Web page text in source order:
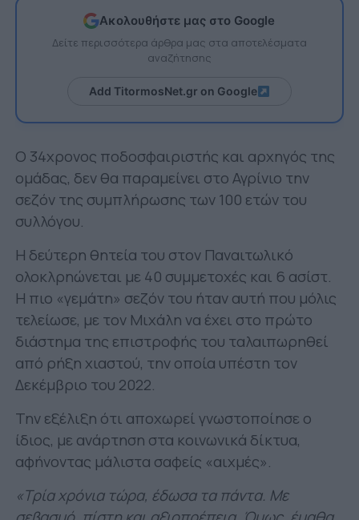
Ακολουθήστε μας στο Google
Δείτε περισσότερα άρθρα μας στα αποτελέσματα
αναζήτησης
Add TitormosNet.gr on Google
Ο 34χρονος ποδοσφαιριστής και αρχηγός της
ομάδας, δεν θα παραμείνει στο Αγρίνιο την
σεζόν της συμπλήρωσης των 100 ετών του
συλλόγου.
Η δεύτερη θητεία του στον Παναιτωλικό
ολοκλρηώνεται με 40 συμμετοχές και 6 ασίστ.
Η πιο «γεμάτη» σεζόν του ήταν αυτή που μόλις
τελείωσε, με τον Μιχάλη να έχει στο πρώτο
διάστημα της επιστροφής του ταλαιπωρηθεί
από ρήξη χιαστού, την οποία υπέστη τον
Δεκέμβριο του 2022.
Την εξέλιξη ότι αποχωρεί γνωστοποίησε ο
ίδιος, με ανάρτηση στα κοινωνικά δίκτυα,
αφήνοντας μάλιστα σαφείς «αιχμές».
«Τρία χρόνια τώρα, έδωσα τα πάντα. Με